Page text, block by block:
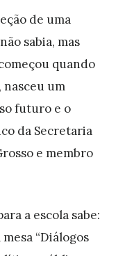
de uma
sabia, mas
quando
nasceu um
futuro e o
da Secretaria
e membro
a escola sabe:
“Diálogos